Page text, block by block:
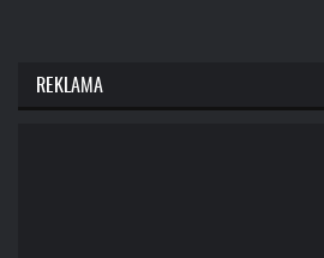
REKLAMA